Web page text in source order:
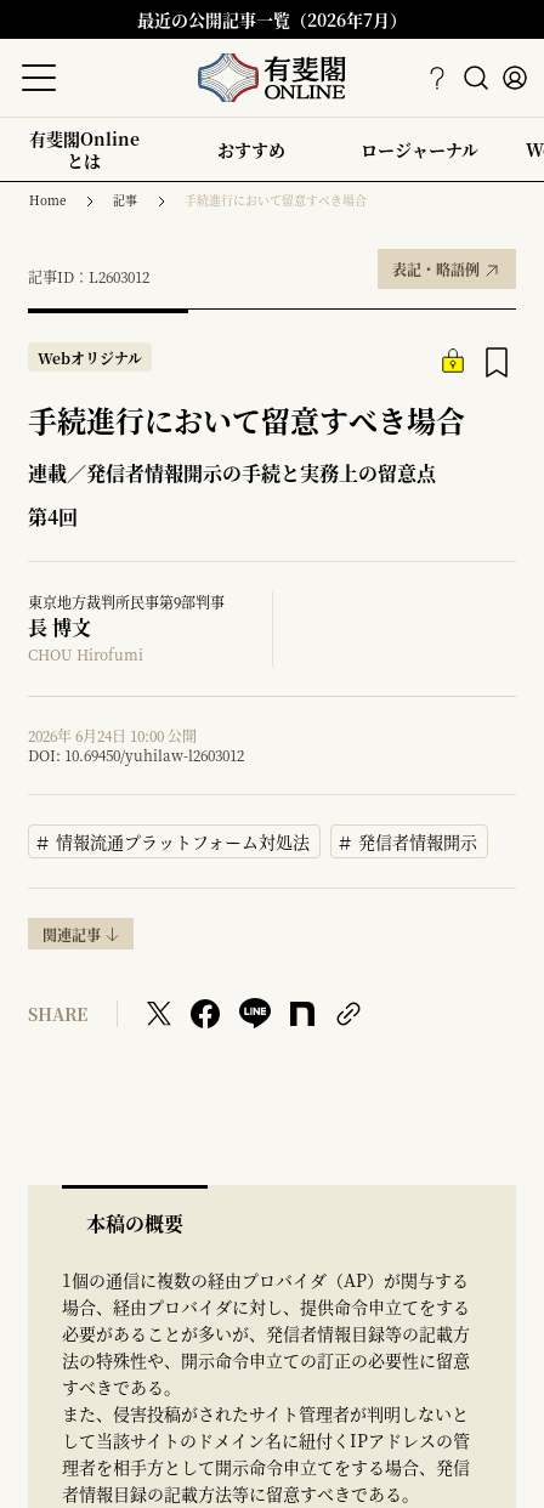
最近の公開記事一覧（2026年7月）
有斐閣Online
とは
おすすめ ロージャーナル
Home 記事 手続進行において留意すべき場合
記事ID：L2603012 表記・略語例
Webオリジナル
手続進行において留意すべき場合
連載／発信者情報開示の手続と実務上の留意点
第4回
東京地方裁判所民事第9部判事
長 博文
CHOU Hirofumi
2026年 6月24日 10:00 公開
DOI: 10.69450/yuhilaw-l2603012
情報流通プラットフォーム対処法 発信者情報開示
関連記事
SHARE
本稿の概要
1個の通信に複数の経由プロバイダ（AP）が関与する
場合、経由プロバイダに対し、提供命令申立てをする
必要があることが多いが、発信者情報目録等の記載方
法の特殊性や、開示命令申立ての訂正の必要性に留意
すべきである。
また、侵害投稿がされたサイト管理者が判明しないと
して当該サイトのドメイン名に紐付くIPアドレスの管
理者を相手方として開示命令申立てをする場合、発信
者情報目録の記載方法等に留意すべきである。